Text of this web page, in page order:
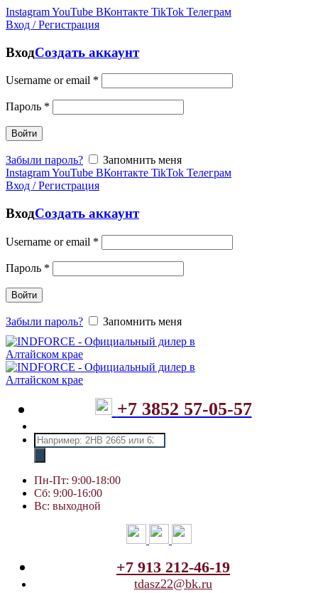
InstagramYouTube ВКонтакте TikTok Телеграм
Вход / Регистрация
ВходСоздать аккаунт
Username or email *
Пароль *
Войти
Забыли пароль?
Запомнить меня
InstagramYouTube ВКонтакте TikTok Телеграм
Вход / Регистрация
ВходСоздать аккаунт
Username or email *
Пароль *
Войти
Забыли пароль? Запомнить меня
+7 3852 57-05-57
Поиск
товаров
Пн-Пт: 9:00-18:00
Сб: 9:00-16:00
Вс: выходной
+7 913 212-46-19
tdasz22@bk.ru